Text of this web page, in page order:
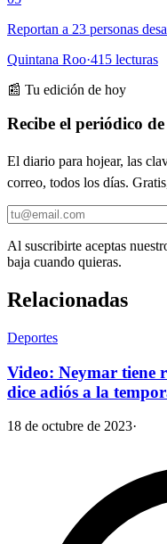
Reportan a 23 personas
Quintana Roo·415 lecturas
📰 Tu edición de hoy
Recibe el periódico
El diario para hojear, las
correo, todos los días.
Al suscribirte aceptas
baja cuando quieras.
Relacionadas
Deportes
Video: Neymar tiene
dice adiós a la
18 de octubre de 2023·